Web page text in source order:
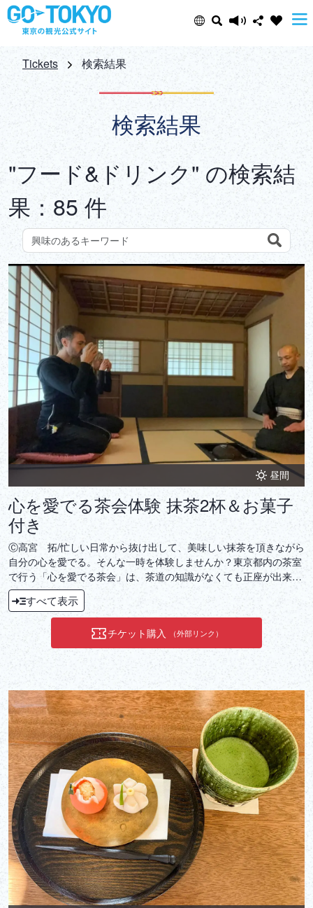
Select Language
日本語
ENGLISH
中文(简体)
中文(繁體/正體)
한글
ภาษาไทย
DEUTSCH
ITALIANO
ESPAÑOL
FRANÇAIS
Share this page
Email
Copy URL
Tickets 検索結果
検索結果
"フード&ドリンク" の検索結
果：85 件
観光スポットをキーワードで検索しよう
昼間
心を愛でる茶会体験 抹茶2杯＆お菓子
付き
Ⓒ高宮 拓/忙しい日常から抜け出して、美味しい抹茶を頂きながら
自分の心を愛でる。そんな一時を体験しませんか？東京都内の茶室
で行う「心を愛でる茶会」は、茶道の知識がなくても正座が出来な
くてもOK！茶人の高宮拓が点てる抹茶と共に、穏やかで温かい時
間をお愉しみください。
すべて表示
チケット購入 （外部リンク）